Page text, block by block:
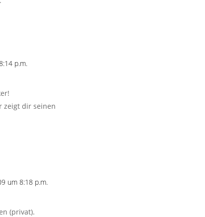
p.m.
zeigt dir seinen
um 8:18 p.m.
(privat).